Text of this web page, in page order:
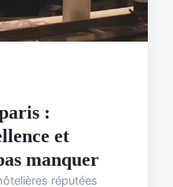
:
et
manquer
réputées